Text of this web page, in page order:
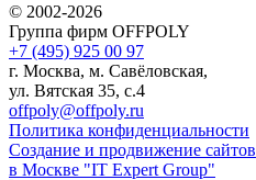
© 2002-2026
Группа фирм OFFPOLY
+7 (495) 925 00 97
г. Москва, м. Савёловская,
ул. Вятская 35, с.4
offpoly@offpoly.ru
Политика конфиденциальности
Создание и продвижение сайтов
в Москве "IT Expert Group"